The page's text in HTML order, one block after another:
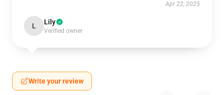
Apr 22, 2025
L Lily
Verified owner
Write your review